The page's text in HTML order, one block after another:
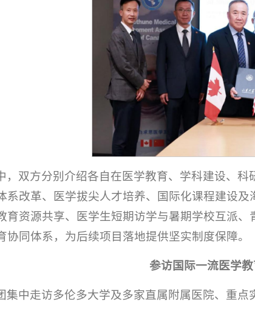
，双方分别介绍各自在医学教育、学科建设、
系改革、医学拔尖人才培养、国际化课程建设
育资源共享、医学生短期访学与暑期学校互派
协同体系，为后续项目落地提供坚实制度保障。
参访国际一流医学
集中走访多伦多大学及多家直属附属医院、重